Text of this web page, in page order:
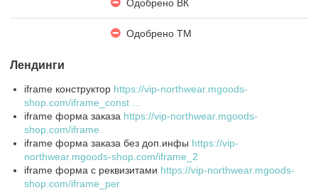
Одобрено ВК
Одобрено ТМ
Лендинги
iframe конструктор https://vip-northwear.mgoods-
shop.com/iframe_const ...
iframe форма заказа https://vip-northwear.mgoods-
shop.com/iframe
iframe форма заказа без доп.инфы https://vip-
northwear.mgoods-shop.com/iframe_2
iframe форма с реквизитами https://vip-northwear.mgoods-
shop.com/iframe_per